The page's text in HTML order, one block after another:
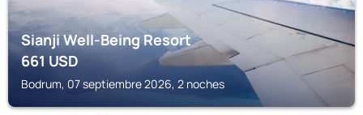
Sianji Well-Being Resort
661USD
Bodrum, 07 septiembre 2026, 2 noches